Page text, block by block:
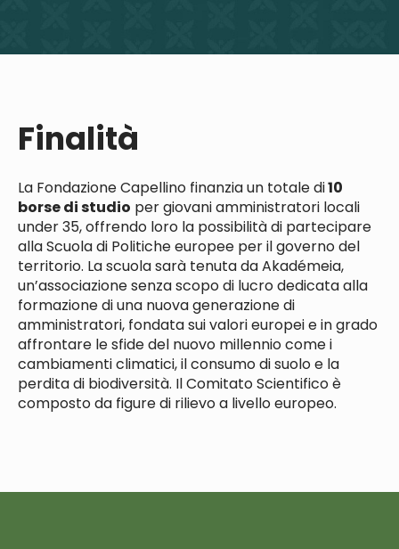
Finalità
La Fondazione Capellino finanzia un totale di10
borse di studio per giovani amministratori locali
under 35, offrendo loro la possibilità di partecipare
alla Scuola di Politiche europee per il governo del
territorio. La scuola sarà tenuta da Akadémeia,
un’associazione senza scopo di lucro dedicata alla
formazione di una nuova generazione di
amministratori, fondata sui valori europei e in grado
affrontare le sfide del nuovo millennio come i
cambiamenti climatici, il consumo di suolo e la
perdita di biodiversità. Il Comitato Scientifico è
composto da figure di rilievo a livello europeo.